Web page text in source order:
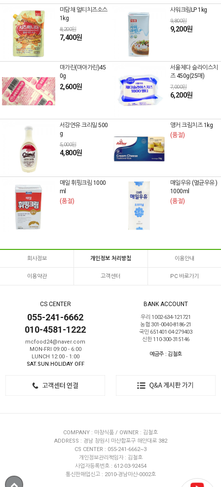
미담채 멀티치즈소스
1kg
8,200원
7,400원
사워크림LP 1kg
9,800원
9,200원
마가린(마아가린)45
0g
2,600원
서울체다 슬라이스치
즈 450g(25매)
7,000원
6,200원
서강연유 크리밀 500
g
5,000원
4,800원
앵커 크림치즈 1kg
(품절)
매일 휘핑크림 1000
ml
(품절)
매일우유 (멸균우유 )
1000ml
(품절)
회사정보 개인정보 처리방침 이용안내
이용약관 고객센터 PC 바로가기
CS CENTER
055-241-6662
010-4581-1222
mcfood24@naver.com
MON-FRI 09:00 - 6:00
LUNCH 12:00 - 1:00
SAT.SUN.HOLIDAY OFF
BANK ACCOUNT
우리 1002-634-121721
농협 301-0040-8186-21
국민 651401-04-279403
신한 110-300-315146
예금주 : 김철호
COMPANY : 마창식품 / OWNER : 김철호
ADDRESS : 경남 창원시 마산합포구 해안대로 382
CS CENTER : 055-241-6662~3
개인정보관리책임자 : 김철호
사업자등록번호 : 612-03-92454
통신판매업신고 : 2010-경남마산-0002호